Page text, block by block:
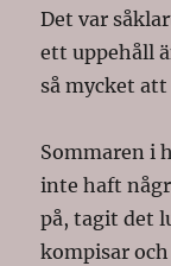
Det var
ett uppehåll
så mycket
Sommaren i
inte haft
på, tagit det
kompisar